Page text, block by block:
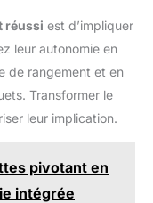
réussi est d’impliquer
leur autonomie en
de rangement et en
Transformer le
leur implication.
pivotant en
intégrée